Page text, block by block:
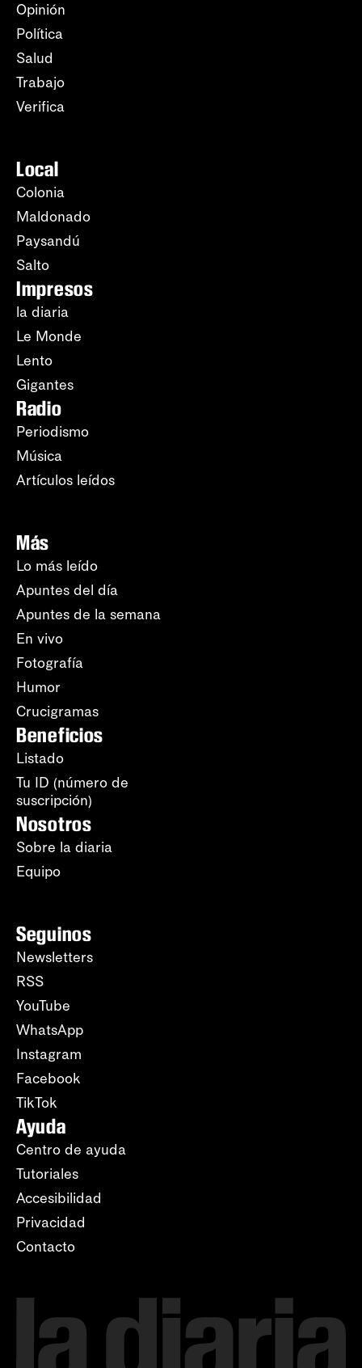
Opinión
Política
Salud
Trabajo
Verifica
Local
Colonia
Maldonado
Paysandú
Salto
Impresos
la diaria
Le Monde
Lento
Gigantes
Radio
Periodismo
Música
Artículos leídos
Más
Lo más leído
Apuntes del día
Apuntes de la semana
En vivo
Fotografía
Humor
Crucigramas
Beneficios
Listado
Tu ID (número de
suscripción)
Nosotros
Sobre la diaria
Equipo
Seguinos
Newsletters
RSS
YouTube
WhatsApp
Instagram
Facebook
TikTok
Ayuda
Centro de ayuda
Tutoriales
Accesibilidad
Privacidad
Contacto